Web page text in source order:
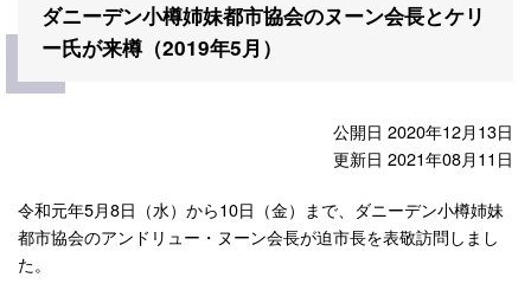
ダニーデン小樽姉妹都市協会のヌーン会長とケリ
ー氏が来樽（2019年5月）
公開日 2020年12月13日
更新日 2021年08月11日
令和元年5月8日（水）から10日（金）まで、ダニーデン小樽姉妹
都市協会のアンドリュー・ヌーン会長が迫市長を表敬訪問しまし
た。